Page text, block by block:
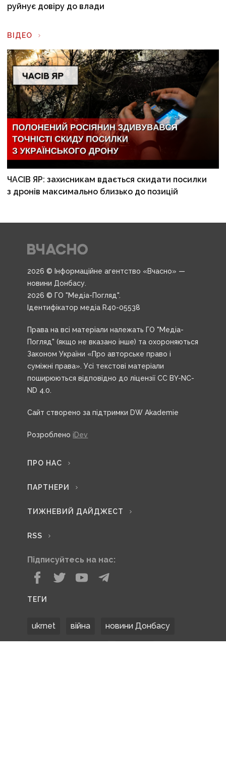
руйнує довіру до влади
ВІДЕО
ЧАСІВ ЯР: захисникам вдається скидати посилки
з дронів максимально близько до позицій
2026 © Інформаційне агентство «Вчасно» —
новини Донбасу.
2026 © ГО "Медіа-Погляд".
Ідентифікатор медіа R40-05538
Права на всі матеріали належать ГО "Медіа-
Погляд" (якщо не вказано інше) та охороняються
Законом України «Про авторське право і
суміжні права». Усі текстові матеріали
поширюються відповідно до ліцензії CC BY-NC-
ND 4.0.
Сайт створено за підтримки DW Akademie
Розроблено iDev
ПРО НАС
ПАРТНЕРИ
ТИЖНЕВИЙ ДАЙДЖЕСТ
RSS
Підписуйтесь на нас:
ТЕГИ
ukrnet війна новини Донбасу